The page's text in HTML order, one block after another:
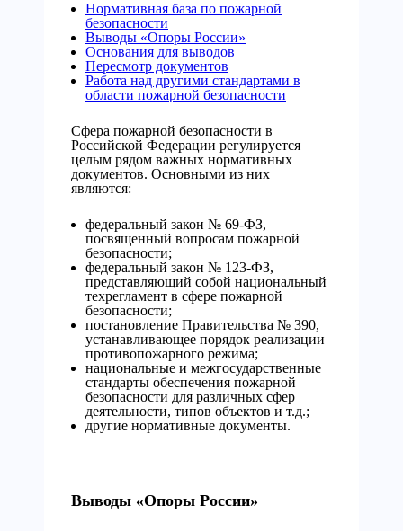
Нормативная база по пожарной
безопасности
Выводы «Опоры России»
Основания для выводов
Пересмотр документов
Работа над другими стандартами в
области пожарной безопасности
Сфера пожарной безопасности в
Российской Федерации регулируется
целым рядом важных нормативных
документов. Основными из них
являются:
федеральный закон № 69-ФЗ,
посвященный вопросам пожарной
безопасности;
федеральный закон № 123-ФЗ,
представляющий собой национальный
техрегламент в сфере пожарной
безопасности;
постановление Правительства № 390,
устанавливающее порядок реализации
противопожарного режима;
национальные и межгосударственные
стандарты обеспечения пожарной
безопасности для различных сфер
деятельности, типов объектов и т.д.;
другие нормативные документы.
Выводы «Опоры России»